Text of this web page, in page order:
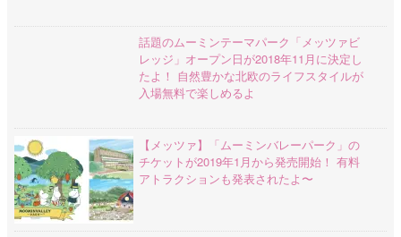
話題のムーミンテーマパーク「メッツァビ
レッジ」オープン日が2018年11月に決定し
たよ！ 自然豊かな北欧のライフスタイルが
入場無料で楽しめるよ
【メッツァ】「ムーミンバレーパーク」の
チケットが2019年1月から発売開始！ 有料
アトラクションも発表されたよ〜